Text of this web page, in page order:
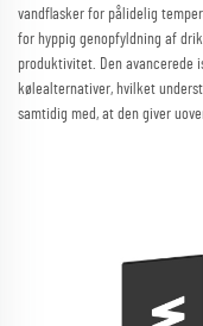
vandflasker for pålidelig
for hyppig genopfyldning af
produktivitet. Den avancerede
kølealternativer, hvilket
samtidig med, at den giver